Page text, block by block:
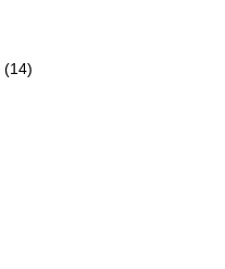
(14)